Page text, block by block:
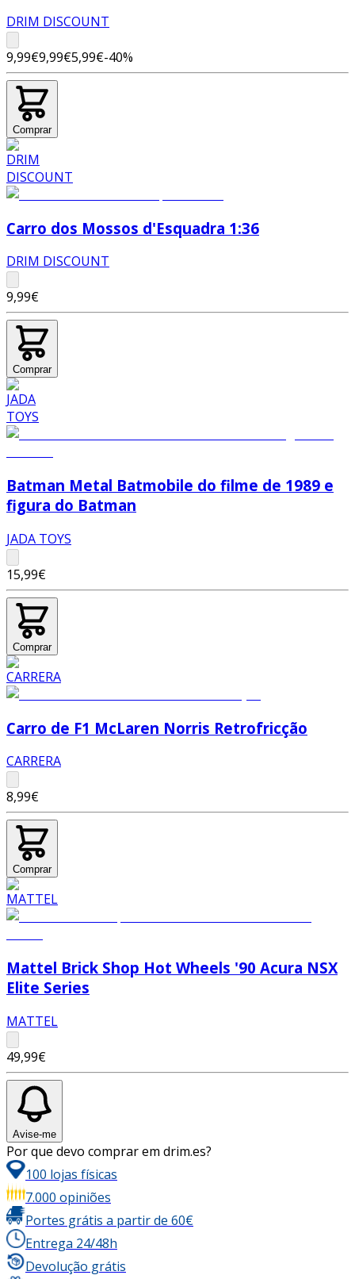
DRIM DISCOUNT
9,99€9,99€5,99€-40%
Comprar
Carro dos Mossos d'Esquadra 1:36
DRIM DISCOUNT
9,99€
Comprar
Batman Metal Batmobile do filme de 1989 e
figura do Batman
JADA TOYS
15,99€
Comprar
Carro de F1 McLaren Norris Retrofricção
CARRERA
8,99€
Comprar
Mattel Brick Shop Hot Wheels '90 Acura NSX
Elite Series
MATTEL
49,99€
Avise-me
Por que devo comprar em drim.es?
100 lojas físicas
7.000 opiniões
Portes grátis a partir de 60€
Entrega 24/48h
Devolução grátis